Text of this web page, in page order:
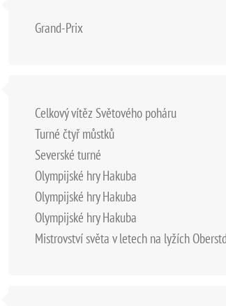
Grand-Prix
Celkový vítěz Světového poháru
Turné čtyř můstků
Severské turné
Olympijské hry Hakuba
Olympijské hry Hakuba
Olympijské hry Hakuba
Mistrovství světa v letech na lyžích